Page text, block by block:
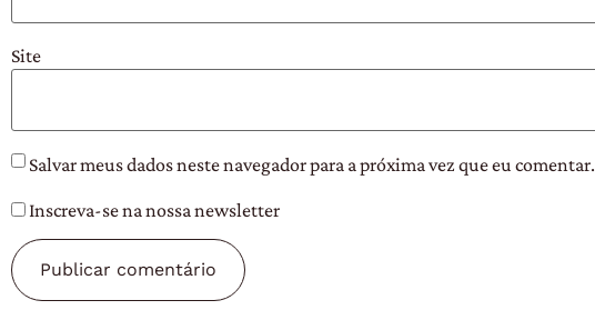
Site
Salvar meus dados neste navegador para a próxima vez que eu comentar.
Inscreva-se na nossa newsletter